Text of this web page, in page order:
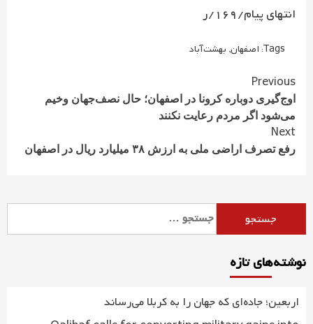
انتهای پیام/169/ر
Tags: اصفهان, بهشت‌آباد
Continue
Reading
Previous
اوج‌گیری دوباره کرونا در اصفهان؛ حال نصف‌جهان وخیم
می‌شود اگر مردم رعایت نکنند
Next
رفع تصرف اراضی ملی به ارزش ۳۸ میلیارد ریال در اصفهان
برای:
نوشته‌های تازه
اربعین؛ جاده‌ای که جهان را به کربلا می‌رساند